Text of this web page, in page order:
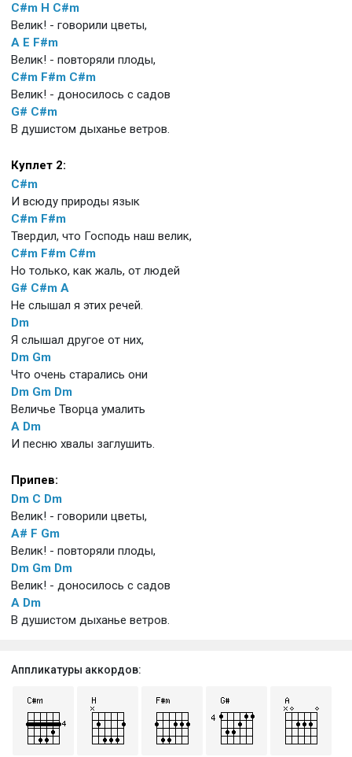
C#m H C#m
Велик! - говорили цветы,
A E F#m
Велик! - повторяли плоды,
C#m F#m C#m
Велик! - доносилось с садов
G# C#m
В душистом дыханье ветров.
Куплет 2:
C#m
И всюду природы язык
C#m F#m
Твердил, что Господь наш велик,
C#m F#m C#m
Но только, как жаль, от людей
G# C#m A
Не слышал я этих речей.
Dm
Я слышал другое от них,
Dm Gm
Что очень старались они
Dm Gm Dm
Величье Творца умалить
A Dm
И песню хвалы заглушить.
Припев:
Dm C Dm
Велик! - говорили цветы,
A# F Gm
Велик! - повторяли плоды,
Dm Gm Dm
Велик! - доносилось с садов
A Dm
В душистом дыханье ветров.
Аппликатуры аккордов: